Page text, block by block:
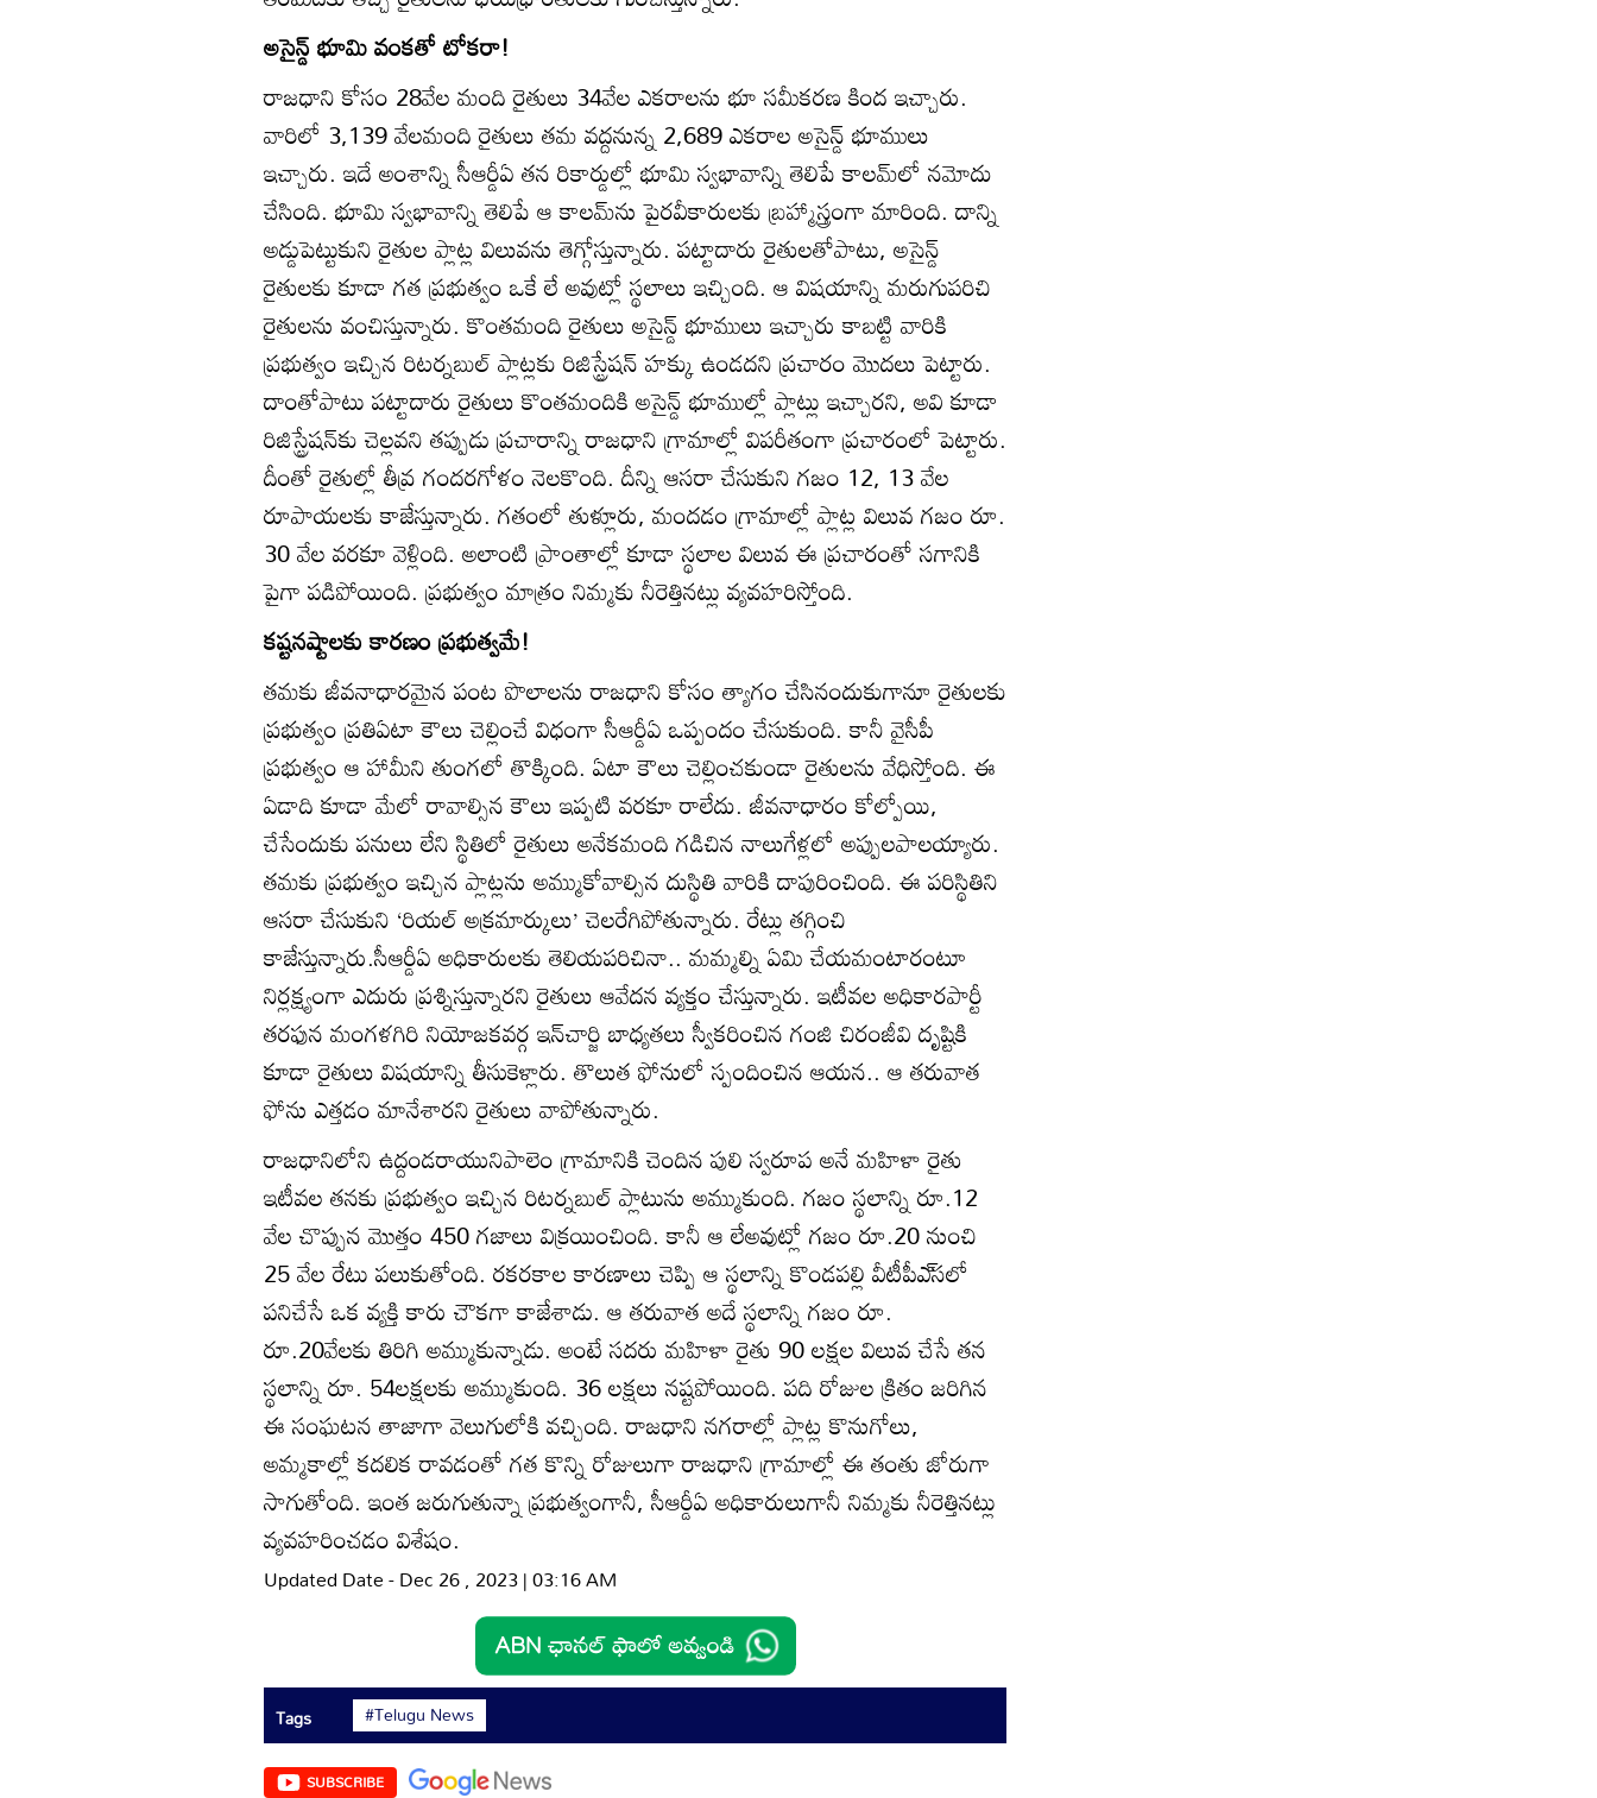
అసైన్డ్‌ భూమి వంకతో టోకరా!
రాజధాని కోసం 28వేల మంది రైతులు 34వేల ఎకరాలను భూ సమీకరణ కింద ఇచ్చారు.
వారిలో 3,139 వేలమంది రైతులు తమ వద్దనున్న 2,689 ఎకరాల అసైన్డ్‌ భూములు
ఇచ్చారు. ఇదే అంశాన్ని సీఆర్డీఏ తన రికార్డుల్లో భూమి స్వభావాన్ని తెలిపే కాలమ్‌లో నమోదు
చేసింది. భూమి స్వభావాన్ని తెలిపే ఆ కాలమ్‌ను పైరవీకారులకు బ్రహ్మాస్త్రంగా మారింది. దాన్ని
అడ్డుపెట్టుకుని రైతుల ప్లాట్ల విలువను తెగ్గోస్తున్నారు. పట్టాదారు రైతులతోపాటు, అసైన్డ్‌
రైతులకు కూడా గత ప్రభుత్వం ఒకే లే అవుట్లో స్థలాలు ఇచ్చింది. ఆ విషయాన్ని మరుగుపరిచి
రైతులను వంచిస్తున్నారు. కొంతమంది రైతులు అసైన్డ్‌ భూములు ఇచ్చారు కాబట్టి వారికి
ప్రభుత్వం ఇచ్చిన రిటర్నబుల్‌ ప్లాట్లకు రిజిస్ట్రేషన్‌ హక్కు ఉండదని ప్రచారం మొదలు పెట్టారు.
దాంతోపాటు పట్టాదారు రైతులు కొంతమందికి అసైన్డ్‌ భూముల్లో ప్లాట్లు ఇచ్చారని, అవి కూడా
రిజిస్ట్రేషన్‌కు చెల్లవని తప్పుడు ప్రచారాన్ని రాజధాని గ్రామాల్లో విపరీతంగా ప్రచారంలో పెట్టారు.
దీంతో రైతుల్లో తీవ్ర గందరగోళం నెలకొంది. దీన్ని ఆసరా చేసుకుని గజం 12, 13 వేల
రూపాయలకు కాజేస్తున్నారు. గతంలో తుళ్లూరు, మందడం గ్రామాల్లో ప్లాట్ల విలువ గజం రూ.
30 వేల వరకూ వెళ్లింది. అలాంటి ప్రాంతాల్లో కూడా స్థలాల విలువ ఈ ప్రచారంతో సగానికి
పైగా పడిపోయింది. ప్రభుత్వం మాత్రం నిమ్మకు నీరెత్తినట్లు వ్యవహరిస్తోంది.
కష్టనష్టాలకు కారణం ప్రభుత్వమే!
తమకు జీవనాధారమైన పంట పొలాలను రాజధాని కోసం త్యాగం చేసినందుకుగానూ రైతులకు
ప్రభుత్వం ప్రతిఏటా కౌలు చెల్లించే విధంగా సీఆర్డీఏ ఒప్పందం చేసుకుంది. కానీ వైసీపీ
ప్రభుత్వం ఆ హామీని తుంగలో తొక్కింది. ఏటా కౌలు చెల్లించకుండా రైతులను వేధిస్తోంది. ఈ
ఏడాది కూడా మేలో రావాల్సిన కౌలు ఇప్పటి వరకూ రాలేదు. జీవనాధారం కోల్పోయి,
చేసేందుకు పనులు లేని స్థితిలో రైతులు అనేకమంది గడిచిన నాలుగేళ్లలో అప్పులపాలయ్యారు.
తమకు ప్రభుత్వం ఇచ్చిన ప్లాట్లను అమ్ముకోవాల్సిన దుస్థితి వారికి దాపురించింది. ఈ పరిస్థితిని
ఆసరా చేసుకుని ‘రియల్‌ అక్రమార్కులు’ చెలరేగిపోతున్నారు. రేట్లు తగ్గించి
కాజేస్తున్నారు.సీఆర్డీఏ అధికారులకు తెలియపరిచినా.. మమ్మల్ని ఏమి చేయమంటారంటూ
నిర్లక్ష్యంగా ఎదురు ప్రశ్నిస్తున్నారని రైతులు ఆవేదన వ్యక్తం చేస్తున్నారు. ఇటీవల అధికారపార్టీ
తరఫున మంగళగిరి నియోజకవర్గ ఇన్‌చార్జి బాధ్యతలు స్వీకరించిన గంజి చిరంజీవి దృష్టికి
కూడా రైతులు విషయాన్ని తీసుకెళ్లారు. తొలుత ఫోనులో స్పందించిన ఆయన.. ఆ తరువాత
ఫోను ఎత్తడం మానేశారని రైతులు వాపోతున్నారు.
రాజధానిలోని ఉద్దండరాయునిపాలెం గ్రామానికి చెందిన పులి స్వరూప అనే మహిళా రైతు
ఇటీవల తనకు ప్రభుత్వం ఇచ్చిన రిటర్నబుల్‌ ప్లాటును అమ్ముకుంది. గజం స్థలాన్ని రూ.12
వేల చొప్పున మొత్తం 450 గజాలు విక్రయించింది. కానీ ఆ లేఅవుట్లో గజం రూ.20 నుంచి
25 వేల రేటు పలుకుతోంది. రకరకాల కారణాలు చెప్పి ఆ స్థలాన్ని కొండపల్లి వీటీపీఎ్‌సలో
పనిచేసే ఒక వ్యక్తి కారు చౌకగా కాజేశాడు. ఆ తరువాత అదే స్థలాన్ని గజం రూ.
రూ.20వేలకు తిరిగి అమ్ముకున్నాడు. అంటే సదరు మహిళా రైతు 90 లక్షల విలువ చేసే తన
స్థలాన్ని రూ. 54లక్షలకు అమ్ముకుంది. 36 లక్షలు నష్టపోయింది. పది రోజుల క్రితం జరిగిన
ఈ సంఘటన తాజాగా వెలుగులోకి వచ్చింది. రాజధాని నగరాల్లో ప్లాట్ల కొనుగోలు,
అమ్మకాల్లో కదలిక రావడంతో గత కొన్ని రోజులుగా రాజధాని గ్రామాల్లో ఈ తంతు జోరుగా
సాగుతోంది. ఇంత జరుగుతున్నా ప్రభుత్వంగానీ, సీఆర్డీఏ అధికారులుగానీ నిమ్మకు నీరెత్తినట్లు
వ్యవహరించడం విశేషం.
Updated Date - Dec 26 , 2023 | 03:16 AM
Tags #Telugu News
SUBSCRIBE